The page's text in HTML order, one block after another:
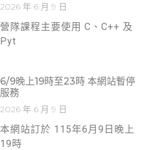
2026 年 6 月 9 日
營隊課程主要使用 C、C++ 及
Pyt
6/9晚上19時至23時 本網站暫停
服務
2026 年 6 月 9 日
本網站訂於 115年6月9日晚上
19時